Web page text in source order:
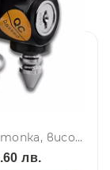
Универсален катинар за теглич с топка, висока степен на сигурност – За каравани и ремаркета
лв.